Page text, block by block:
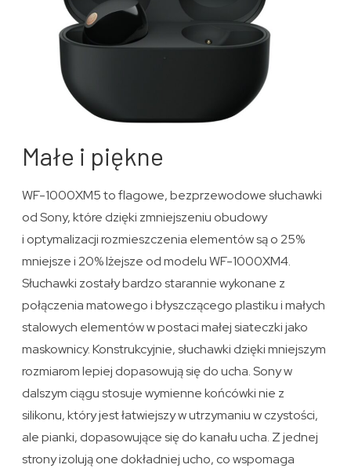
Małe i piękne
WF-1000XM5 to flagowe, bezprzewodowe słuchawki
od Sony, które dzięki zmniejszeniu obudowy
i optymalizacji rozmieszczenia elementów są o 25%
mniejsze i 20% lżejsze od modelu WF-1000XM4.
Słuchawki zostały bardzo starannie wykonane z
połączenia matowego i błyszczącego plastiku i małych
stalowych elementów w postaci małej siateczki jako
maskownicy. Konstrukcyjnie, słuchawki dzięki mniejszym
rozmiarom lepiej dopasowują się do ucha. Sony w
dalszym ciągu stosuje wymienne końcówki nie z
silikonu, który jest łatwiejszy w utrzymaniu w czystości,
ale pianki, dopasowujące się do kanału ucha. Z jednej
strony izolują one dokładniej ucho, co wspomaga